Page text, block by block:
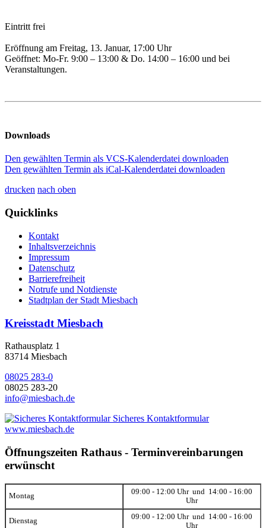
Eintritt frei
Eröffnung am Freitag, 13. Januar, 17:00 Uhr
Geöffnet: Mo-Fr. 9:00 – 13:00 & Do. 14:00 – 16:00 und bei
Veranstaltungen.
Downloads
Den gewählten Termin als VCS-Kalenderdatei downloaden
Den gewählten Termin als iCal-Kalenderdatei downloaden
drucken nach oben
Quicklinks
Kontakt
Inhaltsverzeichnis
Impressum
Datenschutz
Barrierefreiheit
Notrufe und Notdienste
Stadtplan der Stadt Miesbach
Kreisstadt Miesbach
Rathausplatz 1
83714 Miesbach
08025 283-0
08025 283-20
info@miesbach.de
Sicheres Kontaktformular
www.miesbach.de
Öffnungszeiten Rathaus - Terminvereinbarungen
erwünscht
Montag
09:00 - 12:00 Uhr und 14:00 - 16:00
Uhr
Dienstag
09:00 - 12:00 Uhr und 14:00 - 16:00
Uhr